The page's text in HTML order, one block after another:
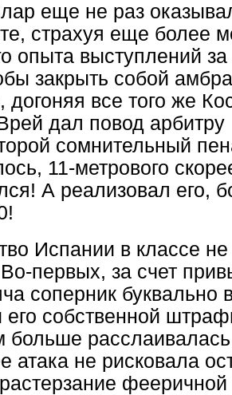
еще не раз
страхуя еще более
опыта выступлений
закрыть собой
догоняя все того же
дал повод
сомнительный
11-метрового
А реализовал его,
Испании в классе
первых, за счет
соперник буквально
его собственной
больше
атака не рисковала